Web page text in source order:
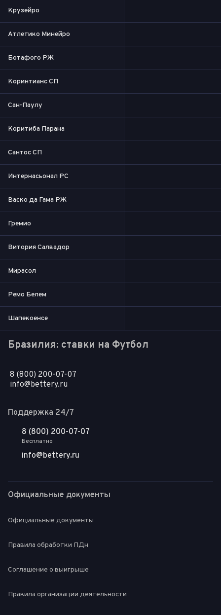
Крузейро
Атлетико Минейро
Ботафого РЖ
Коринтианс СП
Сан-Паулу
Коритиба Парана
Сантос СП
Интернасьонал РС
Васко да Гама РЖ
Гремио
Витория Салвадор
Мирасол
Ремо Белем
Шапекоенсе
Бразилия: ставки на Футбол
8 (800) 200-07-07
info@bettery.ru
Поддержка 24/7
8 (800) 200-07-07
Бесплатно
info@bettery.ru
Официальные документы
Официальные документы
Правила обработки ПДн
Соглашение о выигрыше
Правила организации деятельности